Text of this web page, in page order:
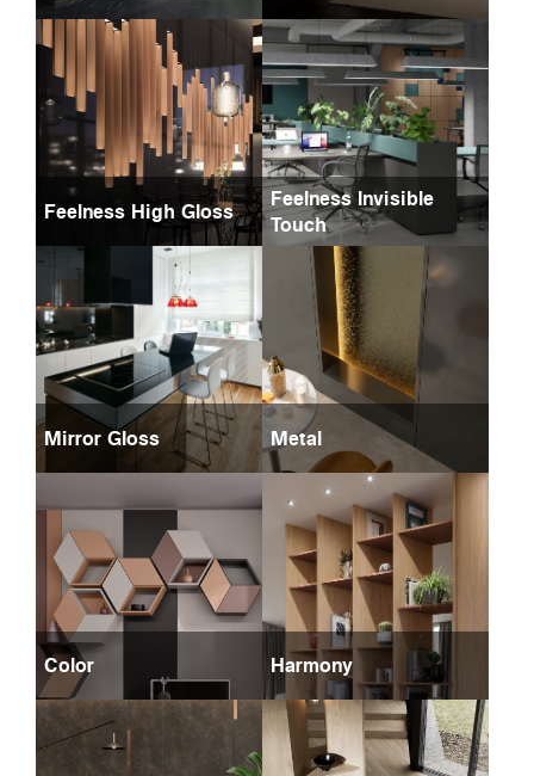
Feelness High Gloss
Feelness Invisible
Touch
Mirror Gloss Metal
Color Harmony